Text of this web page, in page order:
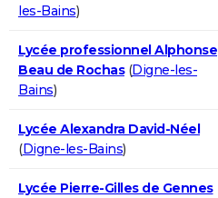
les-Bains)
Lycée professionnel Alphonse
Beau de Rochas(Digne-les-
Bains)
Lycée Alexandra David-Néel
(Digne-les-Bains)
Lycée Pierre-Gilles de Gennes